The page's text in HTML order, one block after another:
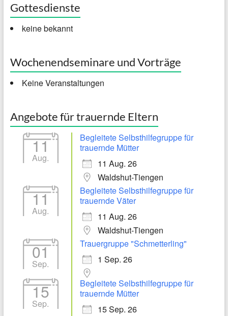
Gottesdienste
keine bekannt
Wochenendseminare und Vorträge
Keine Veranstaltungen
Angebote für trauernde Eltern
11
Aug.
Begleitete Selbsthilfegruppe für
trauernde Mütter
11 Aug. 26
Waldshut-Tiengen
11
Aug.
Begleitete Selbsthilfegruppe für
trauernde Väter
11 Aug. 26
Waldshut-Tiengen
01
Sep.
Trauergruppe "Schmetterling"
1 Sep. 26
15
Sep.
Begleitete Selbsthilfegruppe für
trauernde Mütter
15 Sep. 26